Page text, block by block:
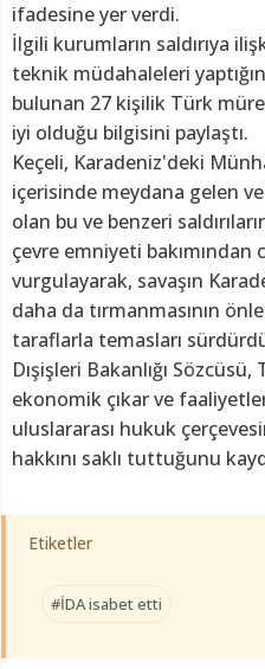
ifadesine yer verdi.
İlgili kurumların saldırıya
teknik müdahaleleri
bulunan 27 kişilik Türk
iyi olduğu bilgisini paylaştı.
Keçeli, Karadeniz'deki
içerisinde meydana gelen
olan bu ve benzeri
çevre emniyeti
vurgulayarak, savaşın
daha da tırmanmasının
taraflarla temasları
Dışişleri Bakanlığı
ekonomik çıkar ve
uluslararası hukuk
hakkını saklı tuttuğunu
Etiketler
#İDA isabet etti